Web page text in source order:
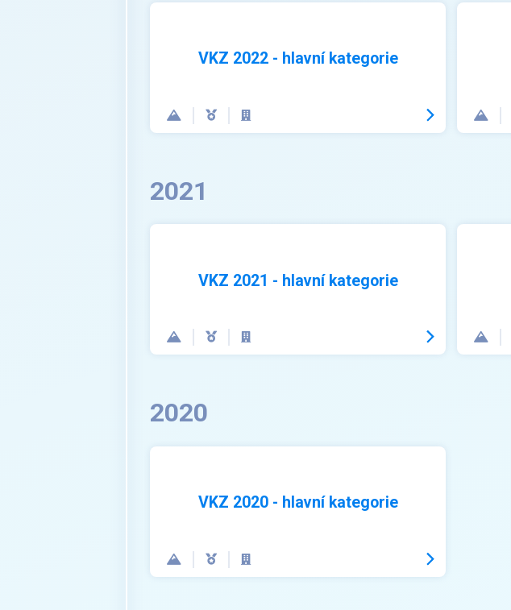
VKZ 2022 - hlavní kategorie
2021
VKZ 2021 - hlavní kategorie
2020
VKZ 2020 - hlavní kategorie